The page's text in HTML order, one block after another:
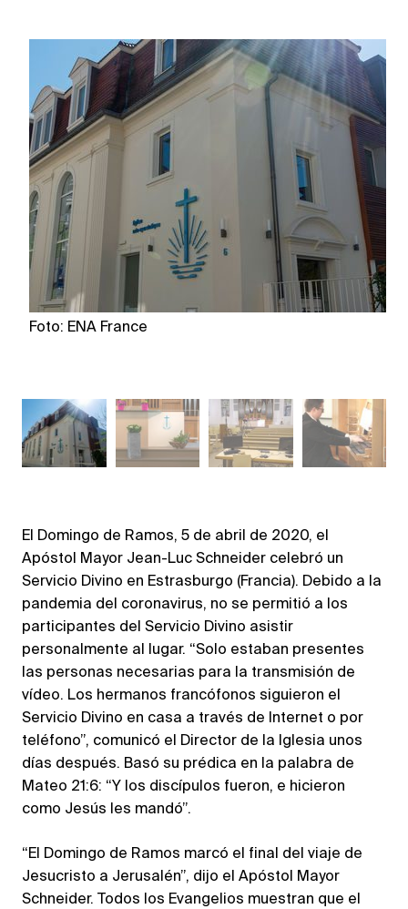
Foto: ENA France
El Domingo de Ramos, 5 de abril de 2020, el
Apóstol Mayor Jean-Luc Schneider celebró un
Servicio Divino en Estrasburgo (Francia). Debido a la
pandemia del coronavirus, no se permitió a los
participantes del Servicio Divino asistir
personalmente al lugar. “Solo estaban presentes
las personas necesarias para la transmisión de
vídeo. Los hermanos francófonos siguieron el
Servicio Divino en casa a través de Internet o por
teléfono”, comunicó el Director de la Iglesia unos
días después. Basó su prédica en la palabra de
Mateo 21:6: “Y los discípulos fueron, e hicieron
como Jesús les mandó”.
“El Domingo de Ramos marcó el final del viaje de
Jesucristo a Jerusalén”, dijo el Apóstol Mayor
Schneider. Todos los Evangelios muestran que el